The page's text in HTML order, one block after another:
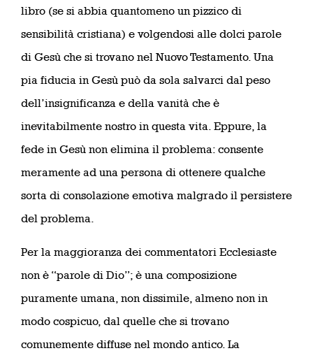
libro (se si abbia quantomeno un pizzico di
sensibilità cristiana) e volgendosi alle dolci parole
di Gesù che si trovano nel Nuovo Testamento. Una
pia fiducia in Gesù può da sola salvarci dal peso
dell’insignificanza e della vanità che è
inevitabilmente nostro in questa vita. Eppure, la
fede in Gesù non elimina il problema: consente
meramente ad una persona di ottenere qualche
sorta di consolazione emotiva malgrado il persistere
del problema.
Per la maggioranza dei commentatori Ecclesiaste
non è “parole di Dio”; è una composizione
puramente umana, non dissimile, almeno non in
modo cospicuo, dal quelle che si trovano
comunemente diffuse nel mondo antico. La